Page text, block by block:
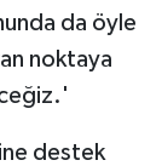
da öyle
noktaya
destek